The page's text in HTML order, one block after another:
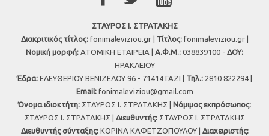
ΣΤΑΥΡΟΣ Ι. ΣΤΡΑΤΑΚΗΣ
Διακριτικός τίτλος:fonimaleviziou.gr | Τίτλος:fonimaleviziou.gr |
Νομική μορφή: ΑΤΟΜΙΚΗ ΕΤΑΙΡΕΙΑ | Α.Φ.Μ.: 038839100 - ΔΟΥ:
ΗΡΑΚΛΕΙΟΥ
Έδρα: ΕΛΕΥΘΕΡΙΟΥ ΒΕΝΙΖΕΛΟΥ 96 - 71414 ΓΑΖΙ | Τηλ.: 2810 822294 |
Εmail: fonimaleviziou@gmail.com
Όνομα ιδιοκτήτη: ΣΤΑΥΡΟΣ Ι. ΣΤΡΑΤΑΚΗΣ | Νόμιμος εκπρόσωπος:
ΣΤΑΥΡΟΣ Ι. ΣΤΡΑΤΑΚΗΣ | Διευθυντής:ΣΤΑΥΡΟΣ Ι. ΣΤΡΑΤΑΚΗΣ
Διευθυντής σύνταξης:ΚΟΡΙΝΑ ΚΑΦΕΤΖΟΠΟΥΛΟΥ | Διαχειριστής: